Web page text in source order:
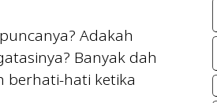
Adakah
Banyak dah
berhati-hati ketika